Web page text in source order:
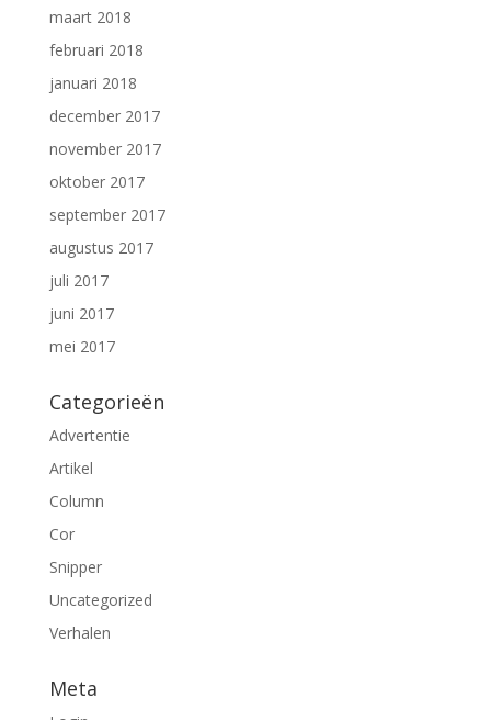
maart 2018
februari 2018
januari 2018
december 2017
november 2017
oktober 2017
september 2017
augustus 2017
juli 2017
juni 2017
mei 2017
Categorieën
Advertentie
Artikel
Column
Cor
Snipper
Uncategorized
Verhalen
Meta